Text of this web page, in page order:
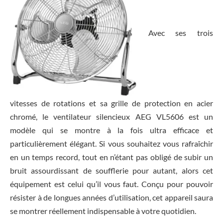
Avec ses trois
vitesses de rotations et sa grille de protection en acier
chromé, le ventilateur silencieux AEG VL5606 est un
modèle qui se montre à la fois ultra efficace et
particulièrement élégant. Si vous souhaitez vous rafraîchir
en un temps record, tout en n’étant pas obligé de subir un
bruit assourdissant de soufflerie pour autant, alors cet
équipement est celui qu’il vous faut. Conçu pour pouvoir
résister à de longues années d’utilisation, cet appareil saura
se montrer réellement indispensable à votre quotidien.